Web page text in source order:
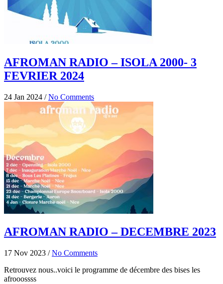
AFROMAN RADIO – ISOLA 2000- 3
FEVRIER 2024
24 Jan 2024 / No Comments
AFROMAN RADIO – DECEMBRE 2023
17 Nov 2023 / No Comments
Retrouvez nous..voici le programme de décembre des bises les
afrooossss